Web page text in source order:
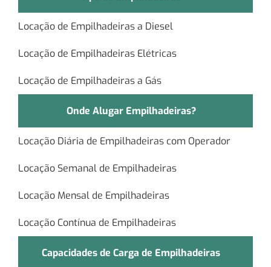
Locação de Empilhadeiras a Diesel
Locação de Empilhadeiras Elétricas
Locação de Empilhadeiras a Gás
Onde Alugar Empilhadeiras?
Locação Diária de Empilhadeiras com Operador
Locação Semanal de Empilhadeiras
Locação Mensal de Empilhadeiras
Locação Contínua de Empilhadeiras
Capacidades de Carga de Empilhadeiras